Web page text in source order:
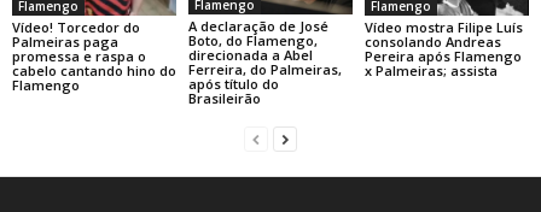
Flamengo
Vídeo! Torcedor do
Palmeiras paga
promessa e raspa o
cabelo cantando hino do
Flamengo
Flamengo
A declaração de José
Boto, do Flamengo,
direcionada a Abel
Ferreira, do Palmeiras,
após título do
Brasileirão
Flamengo
Vídeo mostra Filipe Luís
consolando Andreas
Pereira após Flamengo
x Palmeiras; assista